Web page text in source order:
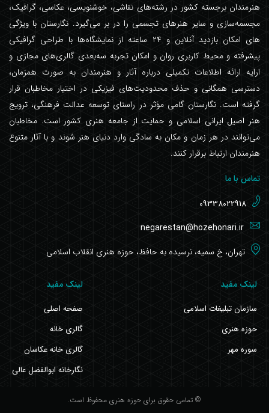
هنرمندان برجسته کشور در رشته‌های نقاشی، خوشنویسی، عکاسی، گرافیک،
مجسمه‌سازی و سایر هنرهای تجسمی را در بر می‌گیرد. نگارستان با ویژگی
های امکان بازدید آنلاین و ۲۴ ساعته از نمایشگاه‌ها با طراحی گرافیکی
پیشرفته و محیط کاربری روان و امکان تجربه سه‌بعدی گالری‌های مجازی و
ارایه ارائه اطلاعات تکمیلی درباره آثار و هنرمندان به صورت همزمان،
دسترسی همگانی و حذف محدودیت‌های فیزیکی در اختیار مخاطبان قرار
گرفته است. نگارستان گامی مؤثر در راستای توسعه عدالت فرهنگی، ترویج
هنر اصیل ایرانی اسلامی و حمایت از جامعه هنری کشور است. مخاطبان
می‌توانند در هر زمان و مکان به سادگی وارد دنیای هنر شوند و با آثار متنوع
هنرمندان ارتباط برقرار کنند.
تماس با ما
09338022918
negarestan@hozehonari.ir
تهران، خ سمیه، نرسیده به حافظ، حوزه هنری انقلاب اسلامی
لینک مفید
سازمان تبلیغات اسلامی
حوزه هنری
سوره مهر
لینک مفید
صفحه اصلی
گالری خانه
گالری خانه عکاسان
نگارخانه ابوالفضل عالی
© تمامی حقوق برای حوزه هنری محفوظ است.